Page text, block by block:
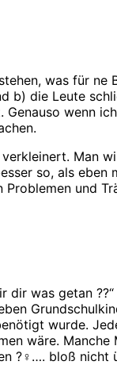
was für
b) die Leute
wenn
Man
so, als
und
dir was getan
wurde.
wäre.
?‍♀️…. bloß